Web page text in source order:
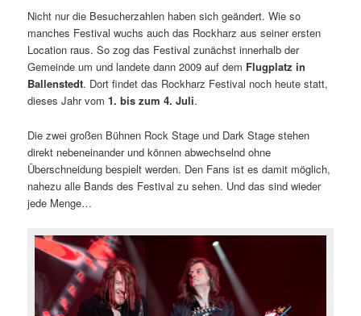
Nicht nur die Besucherzahlen haben sich geändert. Wie so
manches Festival wuchs auch das Rockharz aus seiner ersten
Location raus. So zog das Festival zunächst innerhalb der
Gemeinde um und landete dann 2009 auf dem Flugplatz in
Ballenstedt. Dort findet das Rockharz Festival noch heute statt,
dieses Jahr vom1. bis zum 4. Juli.
Die zwei großen Bühnen Rock Stage und Dark Stage stehen
direkt nebeneinander und können abwechselnd ohne
Überschneidung bespielt werden. Den Fans ist es damit möglich,
nahezu alle Bands des Festival zu sehen. Und das sind wieder
jede Menge…